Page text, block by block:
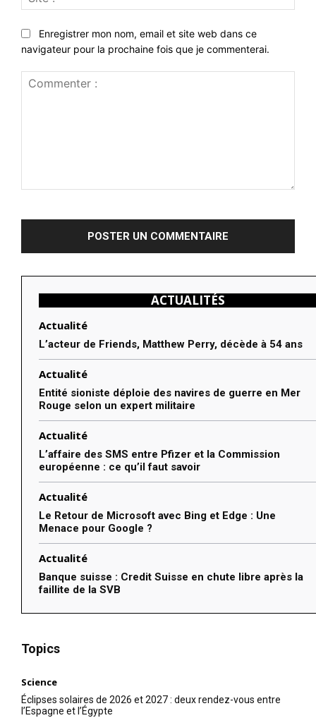
:
Enregistrer mon nom, email et site web dans ce
navigateur pour la prochaine fois que je commenterai.
ACTUALITÉS
Actualité
L’acteur de Friends, Matthew Perry, décède à 54 ans
Actualité
Entité sioniste déploie des navires de guerre en Mer
Rouge selon un expert militaire
Actualité
L’affaire des SMS entre Pfizer et la Commission
européenne : ce qu’il faut savoir
Actualité
Le Retour de Microsoft avec Bing et Edge : Une
Menace pour Google ?
Actualité
Banque suisse : Credit Suisse en chute libre après la
faillite de la SVB
Topics
Science
Éclipses solaires de 2026 et 2027 : deux rendez-vous entre
l’Espagne et l’Égypte